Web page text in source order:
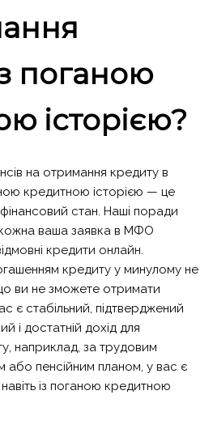
поганою
історією?
на отримання кредиту в
кредитною історією — це
стан. Наші поради
ваша заявка в МФО
кредити онлайн
кредиту у минулому не
ви не зможете отримати
є стабільний, підтверджений
і достатній дохід для
наприклад, за трудовим
або пенсійним планом, у вас є
із поганою кредитною